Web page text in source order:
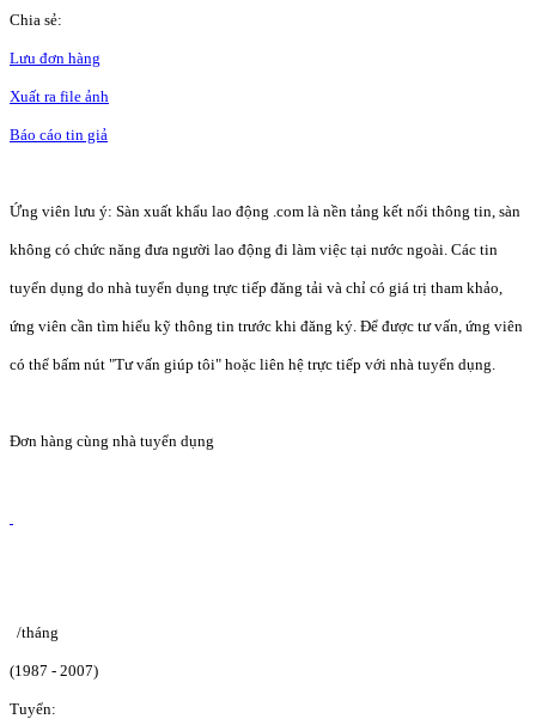
Chia sẻ:
Lưu đơn hàng
Xuất ra file ảnh
Báo cáo tin giả
Ứng viên lưu ý: Sàn xuất khẩu lao động .com là nền tảng kết nối thông tin, sàn
không có chức năng đưa người lao động đi làm việc tại nước ngoài. Các tin
tuyển dụng do nhà tuyển dụng trực tiếp đăng tải và chỉ có giá trị tham khảo,
ứng viên cần tìm hiểu kỹ thông tin trước khi đăng ký. Để được tư vấn, ứng viên
có thể bấm nút "Tư vấn giúp tôi" hoặc liên hệ trực tiếp với nhà tuyển dụng.
Đơn hàng cùng nhà tuyển dụng
/tháng
(1987 - 2007)
Tuyển: